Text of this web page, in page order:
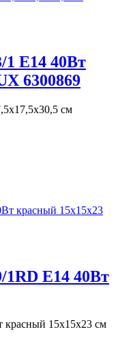
1 E14 40Вт
6300869
см
1RD E14 40Вт
красный 15х15х23 см